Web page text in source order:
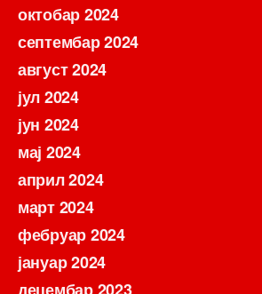
октобар 2024
септембар 2024
август 2024
јул 2024
јун 2024
мај 2024
април 2024
март 2024
фебруар 2024
јануар 2024